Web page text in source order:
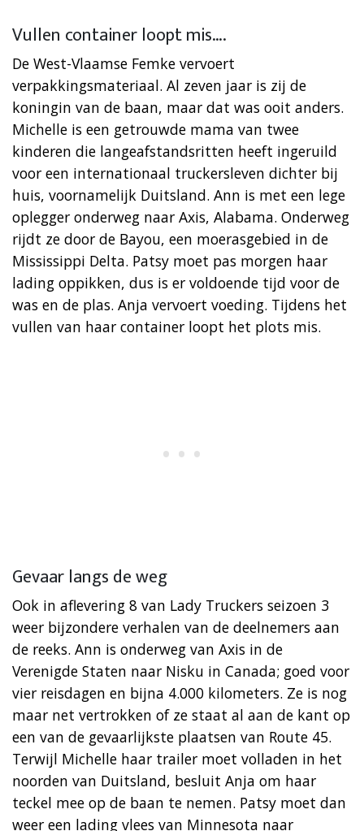
Vullen container loopt mis….
De West-Vlaamse Femke vervoert
verpakkingsmateriaal. Al zeven jaar is zij de
koningin van de baan, maar dat was ooit anders.
Michelle is een getrouwde mama van twee
kinderen die langeafstandsritten heeft ingeruild
voor een internationaal truckersleven dichter bij
huis, voornamelijk Duitsland. Ann is met een lege
oplegger onderweg naar Axis, Alabama. Onderweg
rijdt ze door de Bayou, een moerasgebied in de
Mississippi Delta. Patsy moet pas morgen haar
lading oppikken, dus is er voldoende tijd voor de
was en de plas. Anja vervoert voeding. Tijdens het
vullen van haar container loopt het plots mis.
Gevaar langs de weg
Ook in aflevering 8 van Lady Truckers seizoen 3
weer bijzondere verhalen van de deelnemers aan
de reeks. Ann is onderweg van Axis in de
Verenigde Staten naar Nisku in Canada; goed voor
vier reisdagen en bijna 4.000 kilometers. Ze is nog
maar net vertrokken of ze staat al aan de kant op
een van de gevaarlijkste plaatsen van Route 45.
Terwijl Michelle haar trailer moet volladen in het
noorden van Duitsland, besluit Anja om haar
teckel mee op de baan te nemen. Patsy moet dan
weer een lading vlees van Minnesota naar